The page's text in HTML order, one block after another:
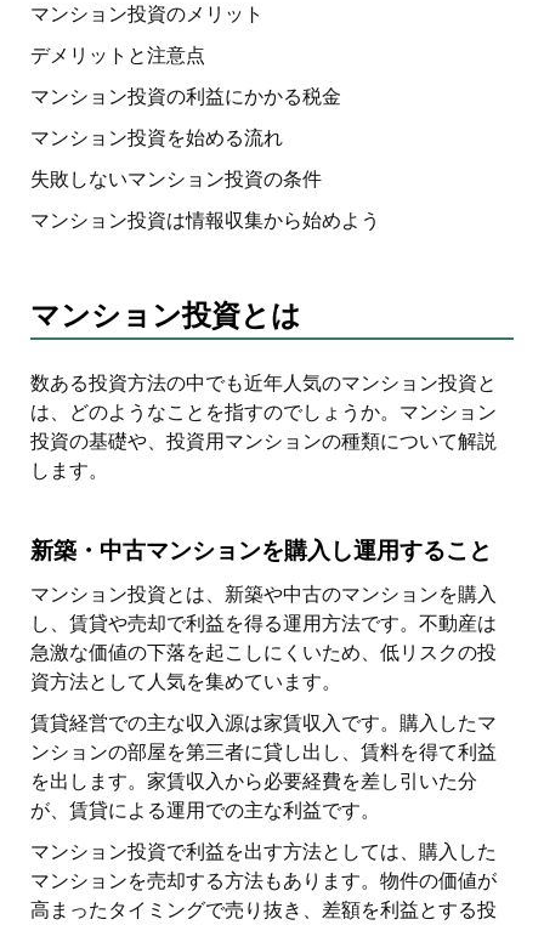
マンション投資のメリット
デメリットと注意点
マンション投資の利益にかかる税金
マンション投資を始める流れ
失敗しないマンション投資の条件
マンション投資は情報収集から始めよう
マンション投資とは
数ある投資方法の中でも近年人気のマンション投資と
は、どのようなことを指すのでしょうか。マンション
投資の基礎や、投資用マンションの種類について解説
します。
新築・中古マンションを購入し運用すること
マンション投資とは、新築や中古のマンションを購入
し、賃貸や売却で利益を得る運用方法です。不動産は
急激な価値の下落を起こしにくいため、低リスクの投
資方法として人気を集めています。
賃貸経営での主な収入源は家賃収入です。購入したマ
ンションの部屋を第三者に貸し出し、賃料を得て利益
を出します。家賃収入から必要経費を差し引いた分
が、賃貸による運用での主な利益です。
マンション投資で利益を出す方法としては、購入した
マンションを売却する方法もあります。物件の価値が
高まったタイミングで売り抜き、差額を利益とする投